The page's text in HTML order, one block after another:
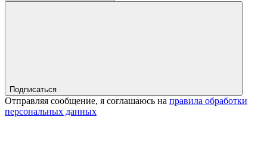
Подписаться
Отправляя сообщение, я соглашаюсь на правила обработки
персональных данных